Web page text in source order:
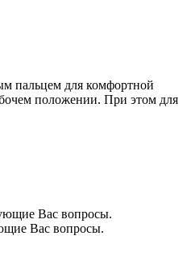
пальцем для комфортной
положении. При этом для
Вас вопросы.
Вас вопросы.